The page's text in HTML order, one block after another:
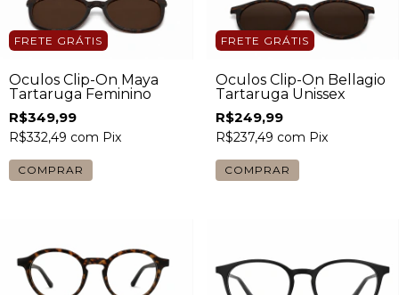
FRETE GRÁTIS
Óculos Clip-On Maya
Tartaruga Feminino
R$349,99
R$332,49 com Pix
FRETE GRÁTIS
Óculos Clip-On Bellagio
Tartaruga Unissex
R$249,99
R$237,49 com Pix